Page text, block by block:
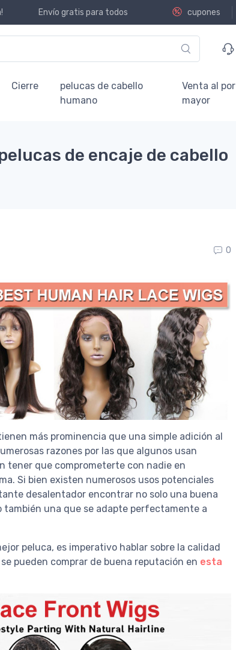
Envío gratis para todos cupones
Cierre
pelucas de cabello
humano
Venta al por
mayor
de encaje de cabello
0
más prominencia que una simple adición al
razones por las que algunos usan
tener que comprometerte con nadie en
Si bien existen numerosos usos potenciales
desalentador encontrar no solo una buena
también una que se adapte perfectamente a
peluca, es imperativo hablar sobre la calidad
pueden comprar de buena reputación en esta